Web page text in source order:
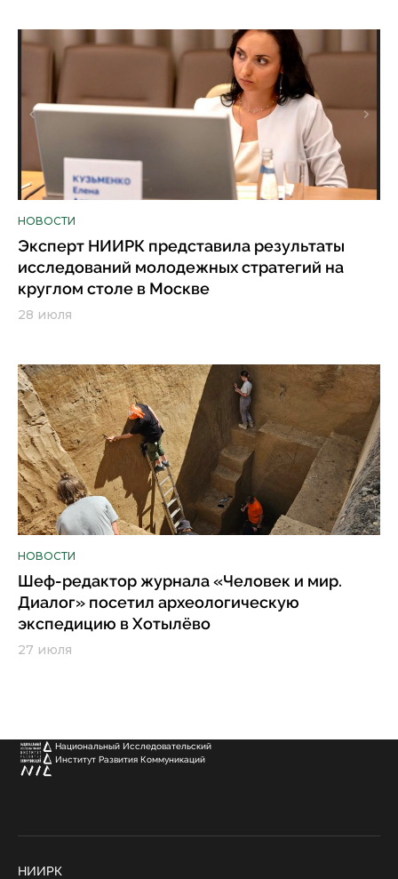
НОВОСТИ
Эксперт НИИРК представила результаты
исследований молодежных стратегий на
круглом столе в Москве
28 июля
НОВОСТИ
Шеф-редактор журнала «Человек и мир.
Диалог» посетил археологическую
экспедицию в Хотылёво
27 июля
Национальный Исследовательский
Институт Развития Коммуникаций
НИИРК